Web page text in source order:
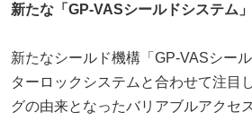
新たな「GP-VASシールドシステム
新たなシールド機構「GP-VASシー
ターロックシステムと合わせて注目
グの由来となったバリアブルアクセ